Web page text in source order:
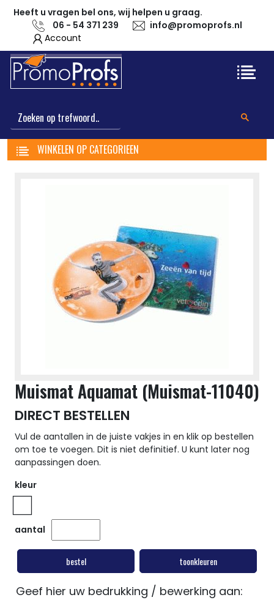
Heeft u vragen bel ons, wij helpen u graag.
06 - 54 371 239
info@promoprofs.nl
Account
WINKELEN OP CATEGORIEEN
Muismat Aquamat (Muismat-11040)
DIRECT BESTELLEN
Vul de aantallen in de juiste vakjes in en klik op bestellen
om toe te voegen. Dit is niet definitief. U kunt later nog
aanpassingen doen.
kleur
aantal
bestel toonkleuren
Geef hier uw bedrukking / bewerking aan: